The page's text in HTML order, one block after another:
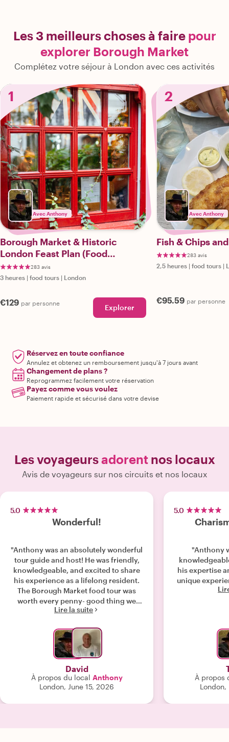
Les 3 meilleurs choses à faire pour
explorer Borough Market
Complétez votre séjour à London avec ces activités
1
Avec Anthony
Borough Market & Historic
London Feast Plan (Food
Included)
283 avis
3 heures | food tours | London
€129 par personne Explorer
2
Avec Anthony
Fish & Chips
283 avis
2,5 heures | food tours |
€95.59 par personne
Réservez en toute confiance
Annulez et obtenez un remboursement jusqu'à 7 jours avant
Changement de plans ?
Reprogrammez facilement votre réservation
Payez comme vous voulez
Paiement rapide et sécurisé dans votre devise
Les voyageursadorentnos locaux
Avis de voyageurs sur nos circuits et nos locaux
5.0
Wonderful!
"Anthony was an absolutely wonderful
tour guide and host! He was friendly,
knowledgeable, and excited to share
his experience as a lifelong resident.
The Borough Market food tour was
worth every penny- good thing we
were walking because we were
him again! Wait- we did!!!"
Lire la suite
David
À propos du local Anthony
London, June 15, 2026
5.0
"Anthony
his expertise
unique
À propos